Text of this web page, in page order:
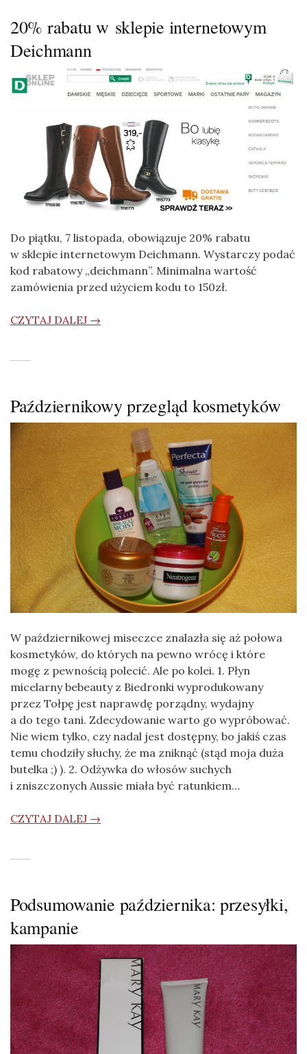
20% rabatu w sklepie internetowym
Deichmann
Do piątku, 7 listopada, obowiązuje 20% rabatu
w sklepie internetowym Deichmann. Wystarczy podać
kod rabatowy „deichmann”. Minimalna wartość
zamówienia przed użyciem kodu to 150zł.
CZYTAJ DALEJ →
Październikowy przegląd kosmetyków
W październikowej miseczce znalazła się aż połowa
kosmetyków, do których na pewno wrócę i które
mogę z pewnością polecić. Ale po kolei. 1. Płyn
micelarny bebeauty z Biedronki wyprodukowany
przez Tołpę jest naprawdę porządny, wydajny
a do tego tani. Zdecydowanie warto go wypróbować.
Nie wiem tylko, czy nadal jest dostępny, bo jakiś czas
temu chodziły słuchy, że ma zniknąć (stąd moja duża
butelka ;) ). 2. Odżywka do włosów suchych
i zniszczonych Aussie miała być ratunkiem…
CZYTAJ DALEJ →
Podsumowanie października: przesyłki,
kampanie